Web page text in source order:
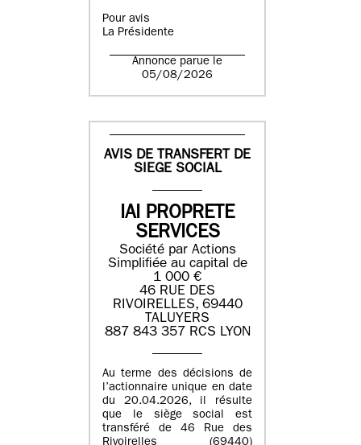
Pour avis
La Présidente
Annonce parue le
05/08/2026
AVIS DE TRANSFERT DE
SIEGE SOCIAL
IAI PROPRETE
SERVICES
Société par Actions
Simplifiée au capital de
1 000 €
46 RUE DES
RIVOIRELLES, 69440
TALUYERS
887 843 357 RCS LYON
Au terme des décisions de
l’actionnaire unique en date
du 20.04.2026, il résulte
que le siège social est
transféré de 46 Rue des